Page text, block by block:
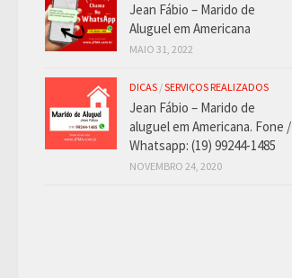
Jean Fábio – Marido de
Aluguel em Americana
MAIO 31, 2022
DICAS /SERVIÇOS REALIZADOS
Jean Fábio – Marido de
aluguel em Americana. Fone /
Whatsapp: (19) 99244-1485
NOVEMBRO 24, 2020